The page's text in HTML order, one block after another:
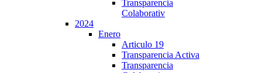
Transparencia
Colaborativ
2024
Enero
Articulo 19
Transparencia Activa
Transparencia